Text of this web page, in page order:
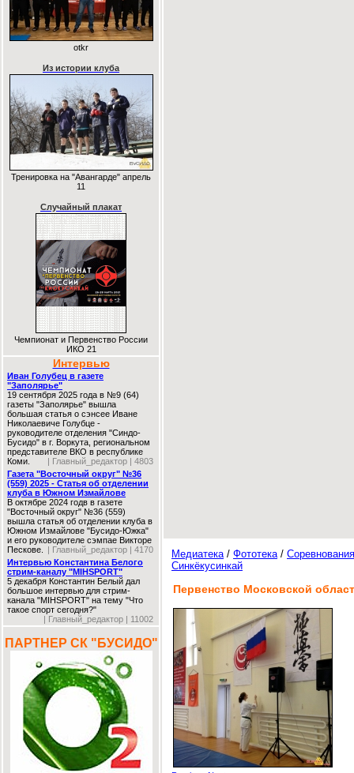
otkr
Из истории клуба
Тренировка на "Авангарде" апрель
11
Случайный плакат
Чемпионат и Первенство России
ИКО 21
Интервью
Иван Голубец в газете
"Заполярье"
19 сентября 2025 года в №9 (64)
газеты "Заполярье" вышла
большая статья о сэнсее Иване
Николаевиче Голубце -
руководителе отделения "Синдо-
Бусидо" в г. Воркута, региональном
представителе ВКО в республике
Коми.
| Главный_редактор | 4803
Газета "Восточный округ" №36
(559) 2025 - Статья об отделении
клуба в Южном Измайлове
В октябре 2024 годв в газете
"Восточный округ" №36 (559)
вышла статья об отделении клуба в
Южном Измайлове "Бусидо-Южка"
и его руководителе сэмпае Викторе
Пескове.
| Главный_редактор | 4170
Интервью Константина Белого
стрим-каналу "MIHSPORT"
5 декабря Константин Белый дал
большое интервью для стрим-
канала "MIHSPORT" на тему "Что
такое спорт сегодня?"
| Главный_редактор | 11002
ПАРТНЕР СК "БУСИДО"
Медиатека/ Фототека/ Соревнования
Синкёкусинкай
Первенство Московской